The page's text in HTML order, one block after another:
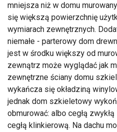
mniejsza niż w domu
się większą powierzchnię
wymiarach zewnętrznych.
niemałe - parterowy dom
jest w środku większy od
zewnątrz może wyglądać jak
zewnętrzne ściany domu
wykańcza się okładziną
jednak dom szkieletowy
obmurować: albo cegłą
cegłą klinkierową. Na dachu